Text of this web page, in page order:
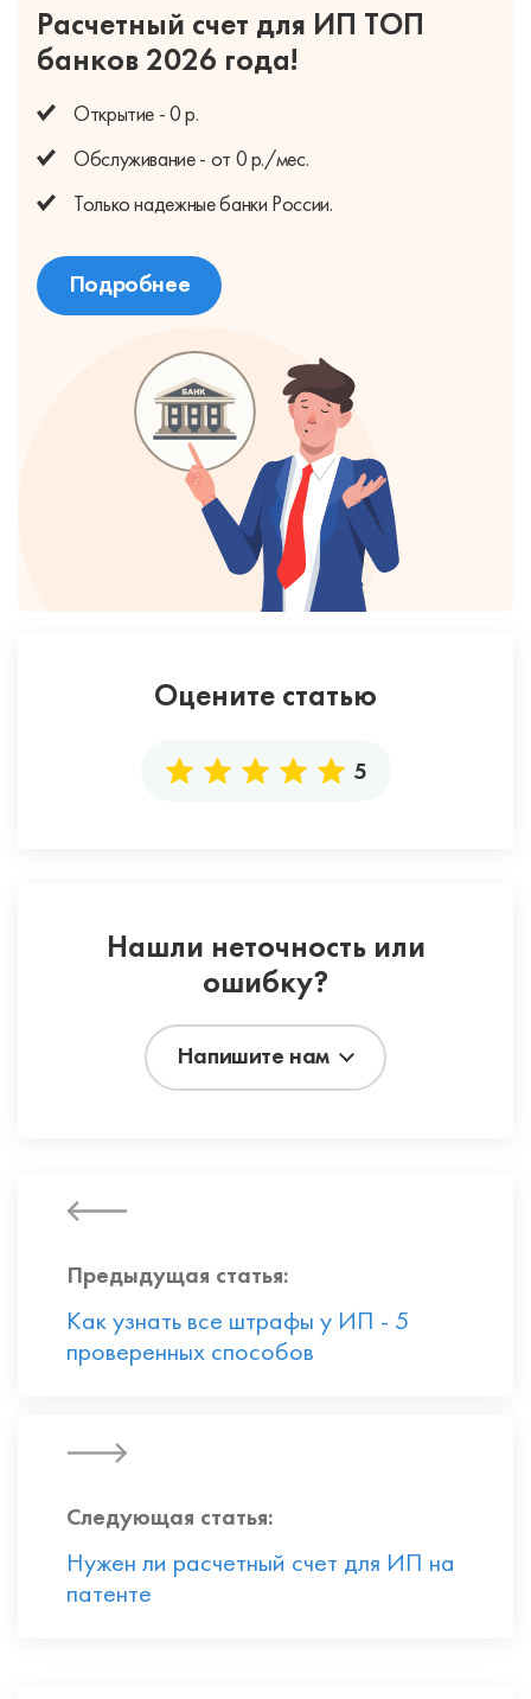
Расчетный счет для ИП ТОП
банков 2026 года!
Открытие - 0 р.
Обслуживание - от 0 р./мес.
Только надежные банки России.
Подробнее
Оцените статью
5
Нашли неточность или
ошибку?
Напишите нам
Предыдущая статья:
Как узнать все штрафы у ИП - 5
проверенных способов
Следующая статья:
Нужен ли расчетный счет для ИП на
патенте